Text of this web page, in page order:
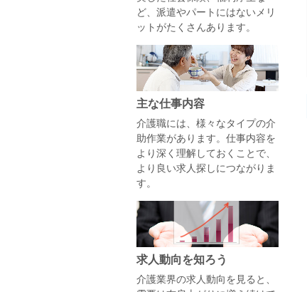
ど、派遣やパートにはないメリ
ットがたくさんあります。
主な仕事内容
介護職には、様々なタイプの介
助作業があります。仕事内容を
より深く理解しておくことで、
より良い求人探しにつながりま
す。
求人動向を知ろう
介護業界の求人動向を見ると、